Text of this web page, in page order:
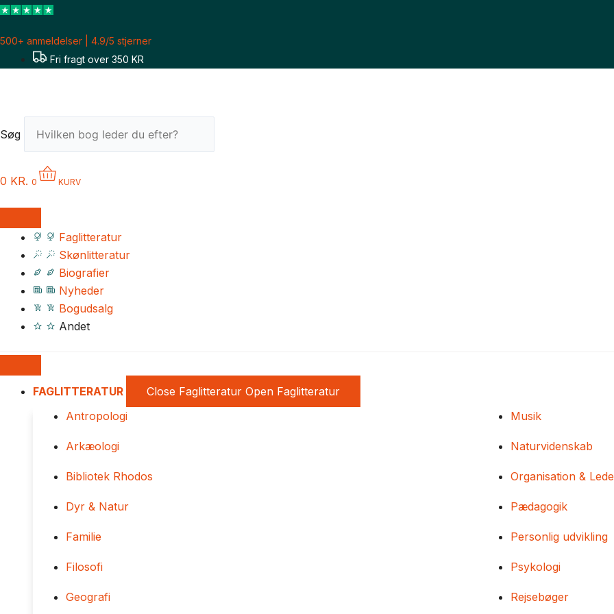
Gå
indholdet
500+ anmeldelser | 4.9/5 stjerner
Fri fragt over 350 KR
Søg
0 KR. 0 KURV
Faglitteratur
Skønlitteratur
Biografier
Nyheder
Bogudsalg
Andet
FAGLITTERATUR Close Faglitteratur Open Faglitteratur
Antropologi
Arkæologi
Bibliotek Rhodos
Dyr & Natur
Familie
Filosofi
Geografi
Musik
Naturvidenskab
Organisation &
Pædagogik
Personlig udvikling
Psykologi
Rejsebøger